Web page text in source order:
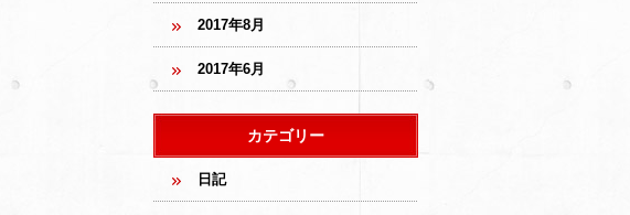
2017年8月
2017年6月
カテゴリー
日記